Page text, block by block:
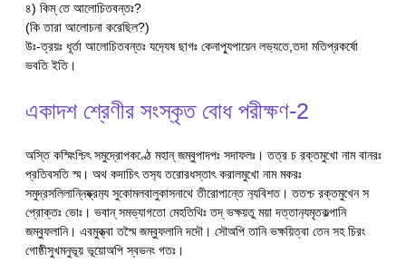
৪) কিম্ তে আলোচিতবন্তঃ?
(কি তারা আলোচনা করেছিল?)
উঃ-ত্রয়ঃ ধূর্তা আলোচিতবন্তঃ যদ‍্যেষ ছাগঃ কেনাপ‍্যুপায়েন লভ‍্যতে,তদা মতিপ্রকর্ষো
ভবতি ইতি।
একাদশ শ্রেণীর সংস্কৃত বোধ পরীক্ষণ-2
অস্তি কস্মিংশ্চিৎ সমুদ্রোপকণ্ঠে মহান্ জম্বুপাদপঃ সদাফলঃ। তত্র চ রক্তমুখো নাম বানরঃ
প্রতিবসতি স্ম। অথ কদাচিৎ তস‍্য তরোরধস্তাৎ করালমুখো নাম মকরঃ
সমুদ্রসলিলান্নিষ্ক্রম‍্য সুকোমলবালুকাসনাথে তীরোপান্তে ন‍্যবিশত। ততশ্চ রক্তমুখেন স
প্রোক্তঃ ভোঃ। ভবান্ সমভ‍্যাগতো মেহতিথিঃ তদ্ ভক্ষয়তু ময়া দত্তান‍্যমৃতকল্পানি
জম্বুফলানি। এবমুক্ত্বা তস্মৈ জম্বুফলানি দদৌ। সৌঅপি তানি ভক্ষয়িত্বা তেন সহ চিরং
গোষ্ঠীসুখমনুভূয় ভূয়োঅপি স্বভনং গতঃ।